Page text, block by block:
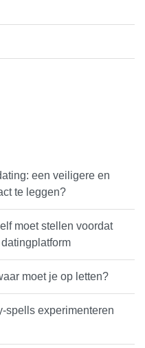
een veiligere en
te leggen?
moet stellen voordat
moet je op letten?
spells experimenteren